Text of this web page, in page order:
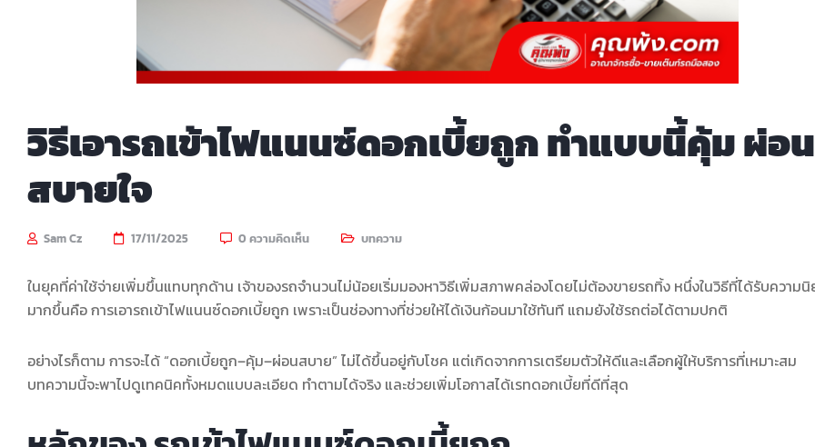
วิธีเอารถเข้าไฟแนนซ์ดอกเบี้ยถูก ทำแบบนี้คุ้ม ผ่อน
สบายใจ
Sam Cz 17/11/2025 0 ความคิดเห็น บทความ
ในยุคที่ค่าใช้จ่ายเพิ่มขึ้นแทบทุกด้าน เจ้าของรถจำนวนไม่น้อยเริ่มมองหาวิธีเพิ่มสภาพคล่องโดยไม่ต้องขายรถทิ้ง หนึ่งในวิธีที่ได้รับความ
มากขึ้นคือ การเอารถเข้าไฟแนนซ์ดอกเบี้ยถูก เพราะเป็นช่องทางที่ช่วยให้ได้เงินก้อนมาใช้ทันที แถมยังใช้รถต่อได้ตามปกติ
อย่างไรก็ตาม การจะได้ “ดอกเบี้ยถูก–คุ้ม–ผ่อนสบาย” ไม่ได้ขึ้นอยู่กับโชค แต่เกิดจากการเตรียมตัวให้ดีและเลือกผู้ให้บริการที่เหมาะสม
บทความนี้จะพาไปดูเทคนิคทั้งหมดแบบละเอียด ทำตามได้จริง และช่วยเพิ่มโอกาสได้เรทดอกเบี้ยที่ดีที่สุด